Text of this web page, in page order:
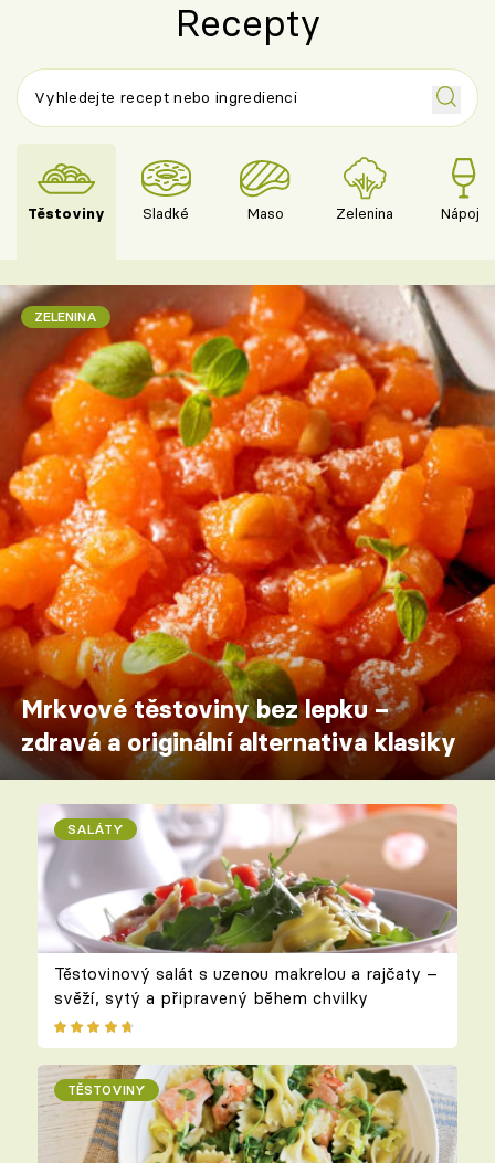
Recepty
Těstoviny Sladké Maso Zelenina Nápoje
ZELENINA
Mrkvové těstoviny bez lepku –
zdravá a originální alternativa klasiky
SALÁTY
Těstovinový salát s uzenou makrelou a rajčaty –
svěží, sytý a připravený během chvilky
TĚSTOVINY